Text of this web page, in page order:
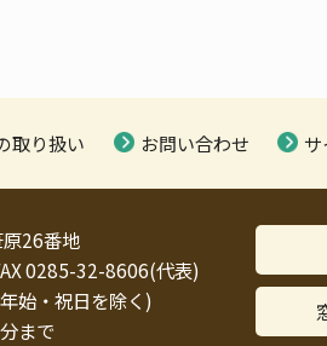
取り扱い お問い合わせ
26番地
0285-32-8606(代表)
始・祝日を除く)
まで